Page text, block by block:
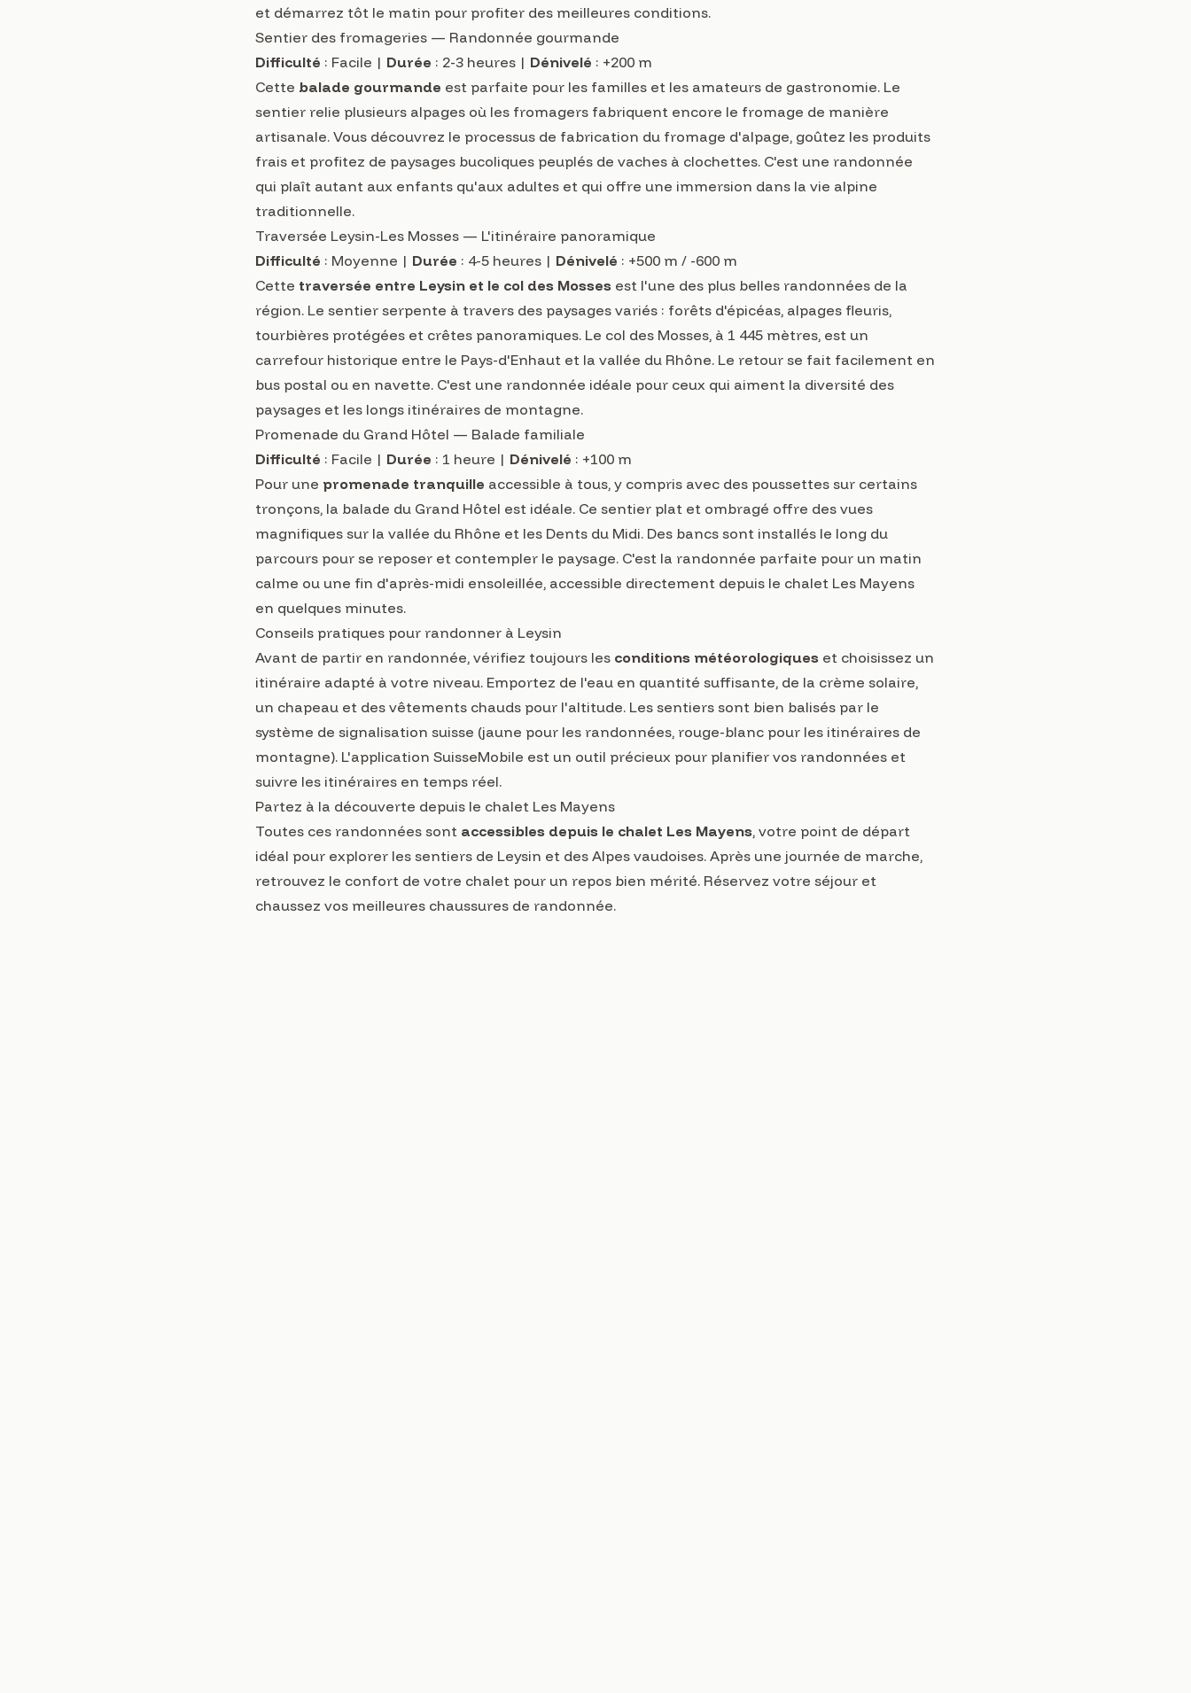
et démarrez tôt le matin pour profiter des meilleures conditions.
Sentier des fromageries — Randonnée gourmande
Difficulté : Facile | Durée : 2-3 heures | Dénivelé : +200 m
Cette balade gourmande est parfaite pour les familles et les amateurs de gastronomie. Le
sentier relie plusieurs alpages où les fromagers fabriquent encore le fromage de manière
artisanale. Vous découvrez le processus de fabrication du fromage d'alpage, goûtez les produits
frais et profitez de paysages bucoliques peuplés de vaches à clochettes. C'est une randonnée
qui plaît autant aux enfants qu'aux adultes et qui offre une immersion dans la vie alpine
traditionnelle.
Traversée Leysin-Les Mosses — L'itinéraire panoramique
Difficulté : Moyenne | Durée : 4-5 heures | Dénivelé : +500 m / -600 m
Cette traversée entre Leysin et le col des Mosses est l'une des plus belles randonnées de la
région. Le sentier serpente à travers des paysages variés : forêts d'épicéas, alpages fleuris,
tourbières protégées et crêtes panoramiques. Le col des Mosses, à 1 445 mètres, est un
carrefour historique entre le Pays-d'Enhaut et la vallée du Rhône. Le retour se fait facilement en
bus postal ou en navette. C'est une randonnée idéale pour ceux qui aiment la diversité des
paysages et les longs itinéraires de montagne.
Promenade du Grand Hôtel — Balade familiale
Difficulté : Facile | Durée : 1 heure | Dénivelé : +100 m
Pour une promenade tranquille accessible à tous, y compris avec des poussettes sur certains
tronçons, la balade du Grand Hôtel est idéale. Ce sentier plat et ombragé offre des vues
magnifiques sur la vallée du Rhône et les Dents du Midi. Des bancs sont installés le long du
parcours pour se reposer et contempler le paysage. C'est la randonnée parfaite pour un matin
calme ou une fin d'après-midi ensoleillée, accessible directement depuis le chalet Les Mayens
en quelques minutes.
Conseils pratiques pour randonner à Leysin
Avant de partir en randonnée, vérifiez toujours les conditions météorologiques et choisissez un
itinéraire adapté à votre niveau. Emportez de l'eau en quantité suffisante, de la crème solaire,
un chapeau et des vêtements chauds pour l'altitude. Les sentiers sont bien balisés par le
système de signalisation suisse (jaune pour les randonnées, rouge-blanc pour les itinéraires de
montagne). L'application SuisseMobile est un outil précieux pour planifier vos randonnées et
suivre les itinéraires en temps réel.
Partez à la découverte depuis le chalet Les Mayens
Toutes ces randonnées sont accessibles depuis le chalet Les Mayens, votre point de départ
idéal pour explorer les sentiers de Leysin et des Alpes vaudoises. Après une journée de marche,
retrouvez le confort de votre chalet pour un repos bien mérité. Réservez votre séjour et
chaussez vos meilleures chaussures de randonnée.